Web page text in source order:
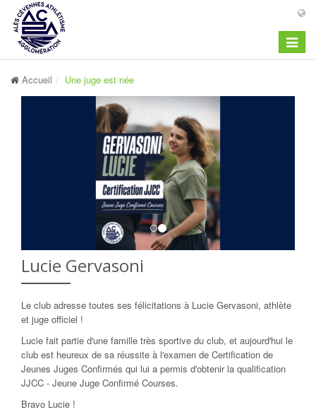
Toggle
Accueil
Une juge est née
Lucie Gervasoni
Le club adresse toutes ses félicitations à Lucie Gervasoni, athlète
et juge officiel !
Lucie fait partie d'une famille très sportive du club, et aujourd'hui le
club est heureux de sa réussite à l'examen de Certification de
Jeunes Juges Confirmés qui lui a permis d'obtenir la qualification
JJCC - Jeune Juge Confirmé Courses.
Bravo Lucie !